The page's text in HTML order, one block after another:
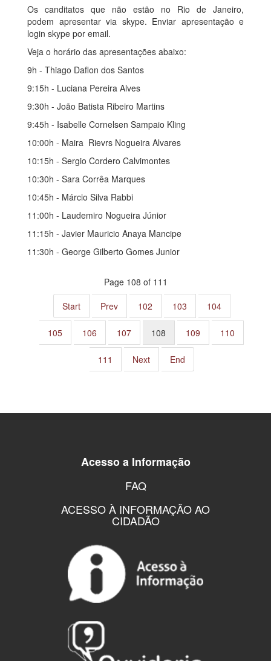
Os canditatos que não estão no Rio de Janeiro,
podem apresentar via skype. Enviar apresentação e
login skype por email.
Veja o horário das apresentações abaixo:
9h - Thiago Daflon dos Santos
9:15h - Luciana Pereira Alves
9:30h - João Batista Ribeiro Martins
9:45h - Isabelle Cornelsen Sampaio Kling
10:00h - Maira Rievrs Nogueira Alvares
10:15h - Sergio Cordero Calvimontes
10:30h - Sara Corrêa Marques
10:45h - Márcio Silva Rabbi
11:00h - Laudemiro Nogueira Júnior
11:15h - Javier Mauricio Anaya Mancipe
11:30h - George Gilberto Gomes Junior
Page 108 of 111
Start
Prev 102 103 104
105 106 107 108 109 110
111 Next End
Acesso a Informação
FAQ
ACESSO À INFORMAÇÃO AO
CIDADÃO